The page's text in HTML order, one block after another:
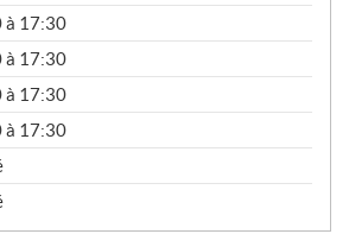
à 17:30
à 17:30
à 17:30
à 17:30